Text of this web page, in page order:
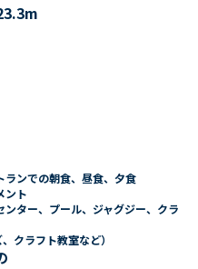
m
ランでの朝食、昼食、夕食
ント
ター、プール、ジャグジー、クラ
クラフト教室など）